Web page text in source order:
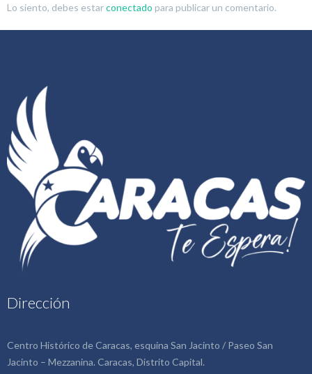
Lo siento, debes estarconectado para publicar un comentario.
Dirección
Centro Histórico de Caracas, esquina San Jacinto / Paseo San
Jacinto – Mezzanina. Caracas, Distrito Capital.